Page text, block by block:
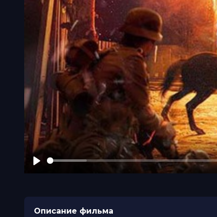
Play
Описание фильма